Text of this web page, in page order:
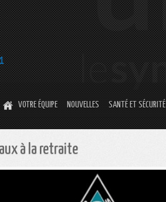
VOTRE ÉQUIPE NOUVELLES SANTÉ ET SÉCURITÉ
à la retraite